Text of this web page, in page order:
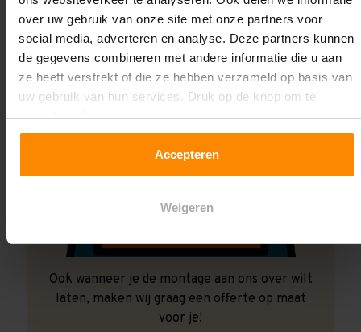
over uw gebruik van onze site met onze partners voor
social media, adverteren en analyse. Deze partners kunnen
de gegevens combineren met andere informatie die u aan
ze heeft verstrekt of die ze hebben verzameld op basis van
uw gebruik van hun services. Druk op de knop om te
accepteren!
Accepteren
Weigeren
Ook wanneer je de montage aan ons over wilt
laten, maken wij graag een offerte op maat
voor je!